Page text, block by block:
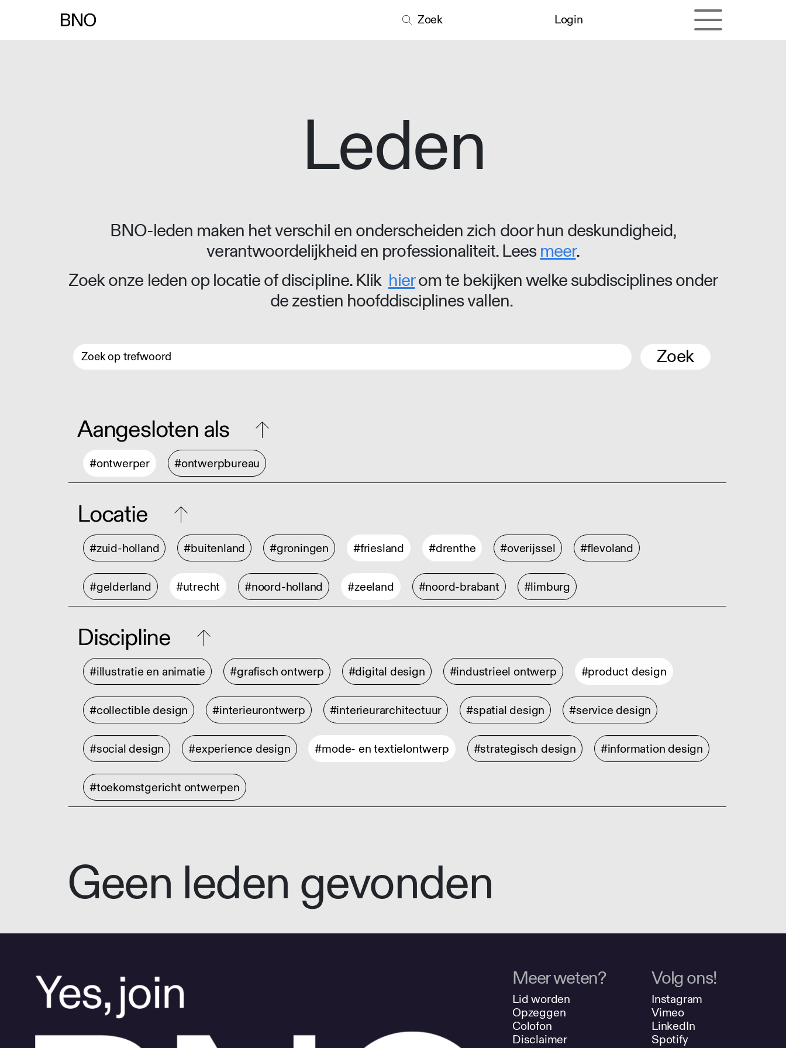
Zoek Login
Leden
BNO-leden maken het verschil en onderscheiden zich door hun deskundigheid,
verantwoordelijkheid en professionaliteit. Leesmeer.
Zoek onze leden op locatie of discipline. Klik hierom te bekijken welke subdisciplines onder
de zestien hoofddisciplines vallen.
Zoek
Aangesloten als
#ontwerper #ontwerpbureau
Locatie
#zuid-holland #buitenland #groningen #friesland #drenthe #overijssel #flevoland
#gelderland #utrecht #noord-holland #zeeland #noord-brabant #limburg
Discipline
#illustratie en animatie #grafisch ontwerp #digital design #industrieel ontwerp #product design
#collectible design #interieurontwerp #interieurarchitectuur #spatial design #service design
#social design #experience design #mode- en textielontwerp #strategisch design #information design
#toekomstgericht ontwerpen
Geen leden gevonden
Meer weten?
Lid worden
Opzeggen
Colofon
Disclaimer
Volg ons!
Instagram
Vimeo
LinkedIn
Spotify